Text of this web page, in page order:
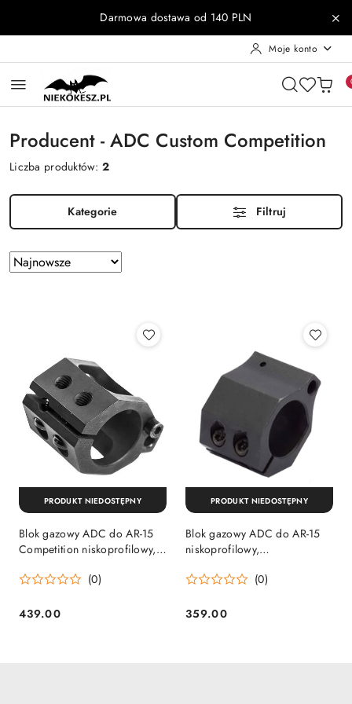
Przejdź do treści głównej
Przejdź do wyszukiwarki
Przejdź do moje konto
Przejdź do menu głównego
Przejdź do stopkiDarmowa dostawa od 140 PLN
Moje konto
Producent - ADC Custom Competition
Liczba produktów:2
Kategorie Filtruj
Zastosowano
sortowanie:
Sortuj
według
Blok gazowy ADC do AR-15
Competition niskoprofilowy,
Competition
(0)
Cena:
439.00
PRODUKT NIEDOSTĘPNY
Blok gazowy ADC do AR-15
niskoprofilowy,
Competition
(0)
Cena:
359.00
PRODUKT NIEDOSTĘPNY